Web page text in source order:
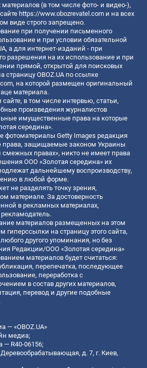
(в том числе фото- и видео-),
https://www.obozrevatel.com и на всех
виде строго запрещено.
при получении письменного
и при условии обязательной
а для интернет-изданий - при
разрешения на их использование и при
прямой, открытой для поисковых
страницу OBOZ.UA по ссылке
, на которой размещен оригинальный
материала.
в том числе интервью, статьи,
произведения журналистов
имущественные права на которые
середина».
фотоматериалы Getty Images редакция
права, защищаемые законом Украины
смежных правах», никто не имеет права
ООО «Золотая середина» их
дальнейшему воспроизводству,
в любой форме.
не разделять точку зрения,
материале. За достоверность
в рекламных материалах,
рекламодатель.
материалов размещенных на этом
гиперссылки на страницу этого сайта,
другого упоминания, но без
Редакции/ООО «Золотая середина»
материалов будет считаться:
перепечатка, последующее
переработка с
в состав других материалов,
перевод и другие подобные
— «OBOZ.UA»
медиа;
— R40-06156;
д. 7, г. Киев,